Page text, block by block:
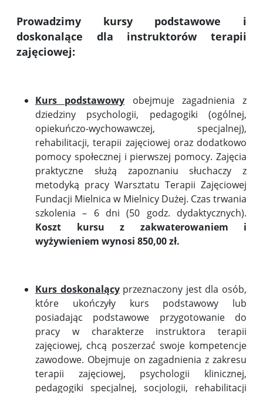
Prowadzimy kursy podstawowe i
doskonalące dla instruktorów terapii
zajęciowej:
Kurs podstawowy
obejmuje zagadnienia z
dziedziny psychologii, pedagogiki (ogólnej,
opiekuńczo-wychowawczej, specjalnej),
rehabilitacji, terapii zajęciowej oraz dodatkowo
pomocy społecznej i pierwszej pomocy. Zajęcia
praktyczne służą zapoznaniu słuchaczy z
metodyką pracy Warsztatu Terapii Zajęciowej
Fundacji Mielnica w Mielnicy Dużej. Czas trwania
szkolenia – 6 dni (50 godz. dydaktycznych).
Koszt kursu z zakwaterowaniem i
wyżywieniem wynosi 850,00 zł.
Kurs doskonalący przeznaczony jest dla osób,
które ukończyły kurs podstawowy lub
posiadając podstawowe przygotowanie do
pracy w charakterze instruktora terapii
zajęciowej, chcą poszerzać swoje kompetencje
zawodowe. Obejmuje on zagadnienia z zakresu
terapii zajęciowej, psychologii klinicznej,
pedagogiki specjalnej, socjologii, rehabilitacji